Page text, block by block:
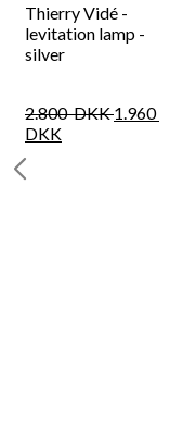
Thierry Vidé -
levitation lamp -
silver
2.800DKK 1.960
DKK